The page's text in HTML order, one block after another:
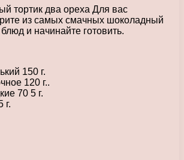
тортик два ореха Для вас
из самых смачных шоколадный
и начинайте готовить.
150 г.
120 г..
70 5 г.
г.